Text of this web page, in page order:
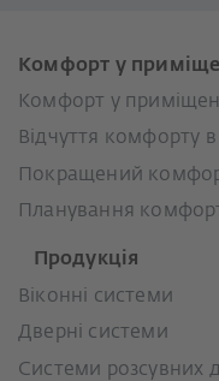
Комфорт у
Комфорт у
Відчуття комфорту
Покращений
Планування
Продукція
Віконні системи
Дверні системи
Системи розсувних